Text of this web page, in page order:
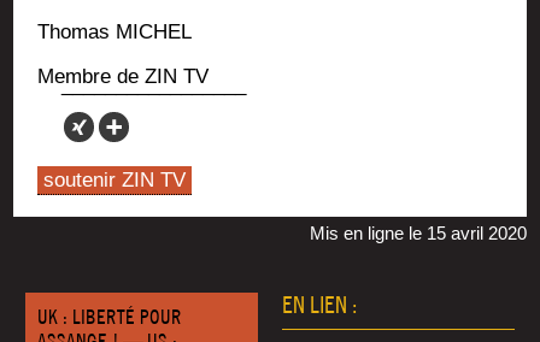
UK : LIBERTÉ POUR
Tho­mas MICHEL
Membre de ZIN TV
soutenir ZIN TV
Mis en ligne le 15 avril 2020
EN LIEN :